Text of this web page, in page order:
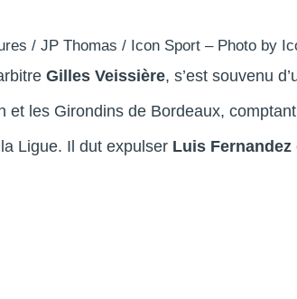
/ JP Thomas / Icon Sport – Photo by
Gilles Veissière, s’est souvenu
et les Girondins de Bordeaux,
Ligue. Il dut expulser Luis Fernandez